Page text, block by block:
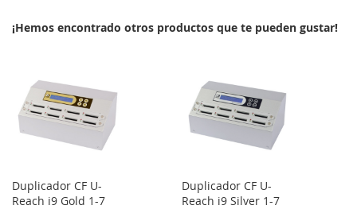
LISTA
DESEOS
¡Hemos encontrado otros productos que te pueden gustar!
Duplicador CF U-
Reach i9 Gold 1-7
Duplicador CF U-
Reach i9 Silver 1-7